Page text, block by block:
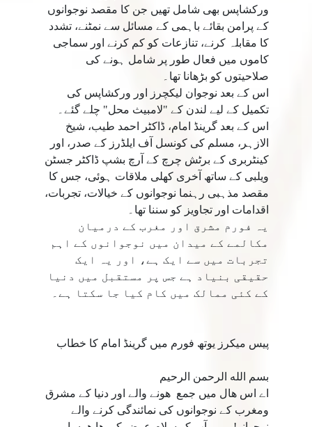
ورکشاپس بھی شامل تھیں جن کا مقصد نوجوانوں
کے پرامن بقائے باہمی کے مسائل سے نمٹنے، تشدد
کا مقابلہ کرنے، تنازعات کو کم کرنے اور سماجی
کاموں میں فعال طور پر شامل ہونے کی
صلاحیتوں کو بڑھانا تھا۔
اس کے بعد نوجوان لیکچرز اور ورکشاپس کی
تکمیل کے لیے لندن کے "لامبیث محل" چلے گئے۔
اس کے بعد گرینڈ امام، ڈاکٹر احمد طیب، شیخ
الازہر، مسلم کی کونسل آف ایلڈرز کے صدر، اور
کینٹربری کے برٹش چرچ کے آرچ بشپ ڈاکٹر جسٹن
ویلبی کے ساتھ آخری کھلی ملاقات ہوئی، جس کا
مقصد مذہبی رہنما نوجوانوں کے خیالات، تجربات،
اقدامات اور تجاویز کو سننا تھا۔
یہ فورم مشرق اور مغرب کے درمیان
مکالمے کے میدان میں نوجوانوں کے اہم
تجربات میں سے ایک ہے، اور یہ ایک
حقیقی بنیاد ہے جس پر مستقبل میں دنیا
کے کئی ممالک میں کام کیا جا سکتا ہے۔
پیس میکرز یوتھ فورم میں گرینڈ امام کا خطاب
بسم الله الرحمن الرحيم
اے اس هال ميں جمع هونے والے اور دنيا كے مشرق
ومغرب كے نوجوانوں كى نمائندگى كرنے والے